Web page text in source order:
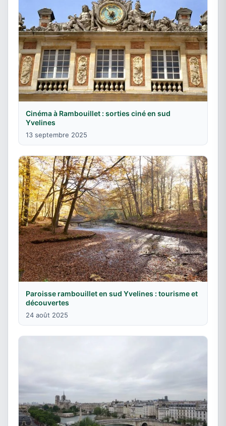
Cinéma à Rambouillet : sorties ciné en sud
Yvelines
13 septembre 2025
Paroisse rambouillet en sud Yvelines : tourisme et
découvertes
24 août 2025